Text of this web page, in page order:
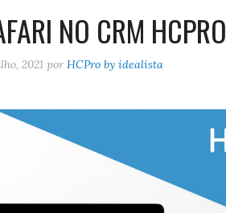
NO CRM HCPRO
2021 por HCPro by idealista